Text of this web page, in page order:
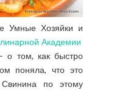
Умные Хозяйки и
Академии
о том, как быстро
поняла, что это
по этому